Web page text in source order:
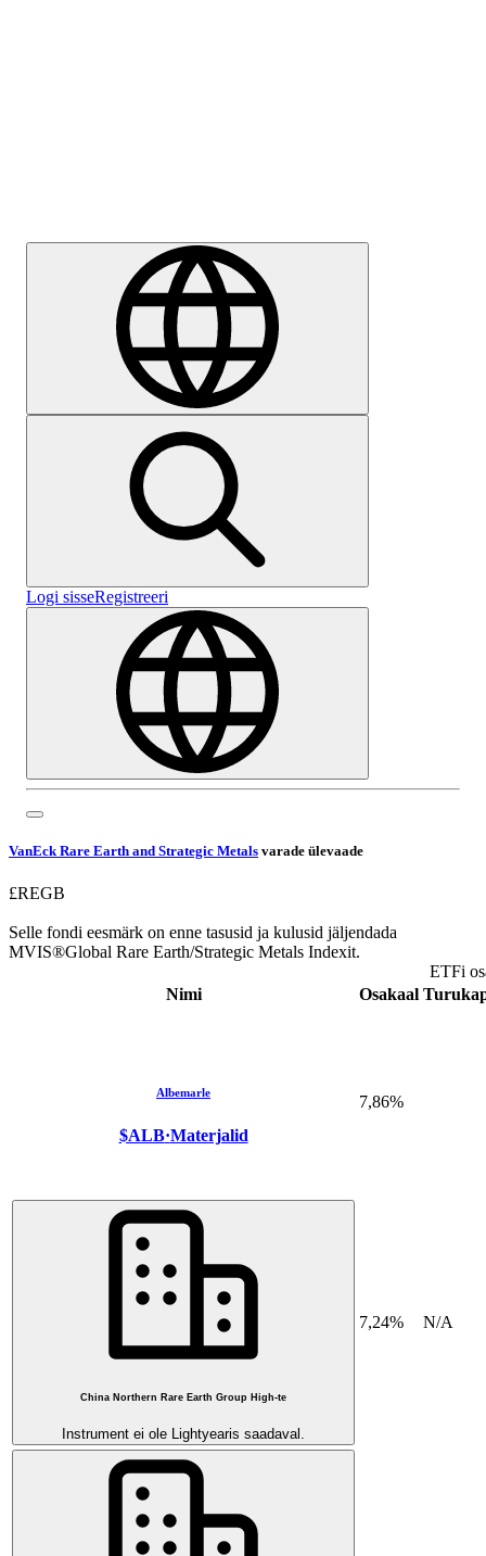
Logi sisseRegistreeri
VanEck Rare Earth and Strategic Metals varade ülevaade
£REGB
Selle fondi eesmärk on enne tasusid ja kulusid jäljendada
MVIS®Global Rare Earth/Strategic Metals Indexit.
ETFi
Nimi
Osakaal
Albemarle
$ALB·Materjalid
7,86%
China Northern Rare Earth Group High-te
Instrument ei ole Lightyearis saadaval.
7,24% N/A